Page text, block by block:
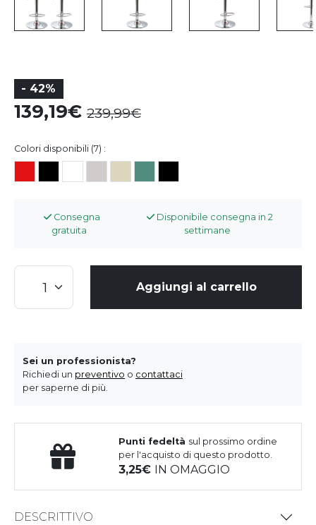
- 42%
139,19 239,99
Colori disponibili (7) :
Consegna
gratuita
Disponibile consegna in 2
settimane
Aggiungi al carrello
Sei un professionista?
Richiedi un preventivo o contattaci
per saperne di più.
Punti fedeltà sul prossimo ordine
per l'acquisto di questo prodotto.
3,25 IN OMAGGIO
DESCRITTIVO